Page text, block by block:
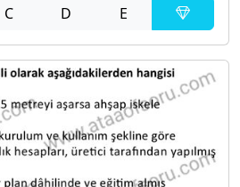
C D E